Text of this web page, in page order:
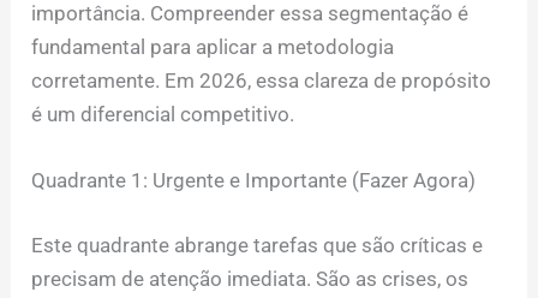
importância. Compreender essa segmentação é
fundamental para aplicar a metodologia
corretamente. Em 2026, essa clareza de propósito
é um diferencial competitivo.
Quadrante 1: Urgente e Importante (Fazer Agora)
Este quadrante abrange tarefas que são críticas e
precisam de atenção imediata. São as crises, os